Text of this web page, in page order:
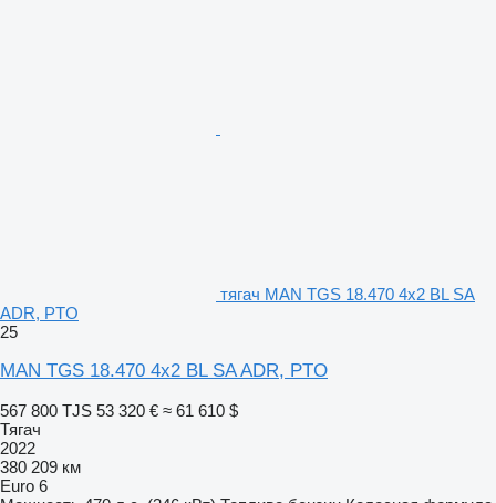
тягач MAN TGS 18.470 4x2 BL SA
ADR, PTO
25
MAN TGS 18.470 4x2 BL SA ADR, PTO
567 800 TJS 53 320 € ≈ 61 610 $
Тягач
2022
380 209 км
Euro 6